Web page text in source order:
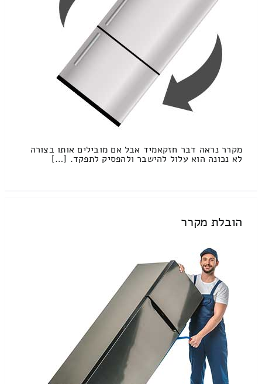
מקרר נראה דבר חזקאמיד אבל אם מובילים אותו בצורה
לא נכונה הוא עלול להישבר ולהפסיק לתפקד. […]
הובלת מקרר